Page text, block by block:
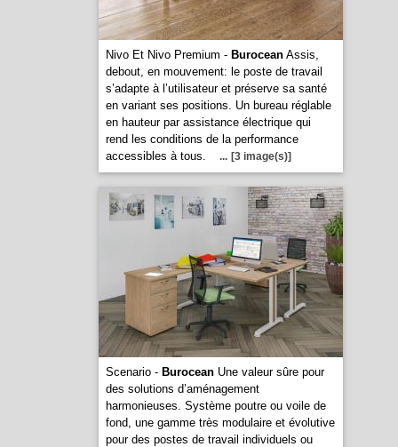
Nivo Et Nivo Premium - BuroceanAssis,
debout, en mouvement: le poste de travail
s’adapte à l’utilisateur et préserve sa santé
en variant ses positions. Un bureau réglable
en hauteur par assistance électrique qui
rend les conditions de la performance
accessibles à tous.
... [3 image(s)]
Scenario - BuroceanUne valeur sûre pour
des solutions d’aménagement
harmonieuses. Système poutre ou voile de
fond, une gamme très modulaire et évolutive
pour des postes de travail individuels ou